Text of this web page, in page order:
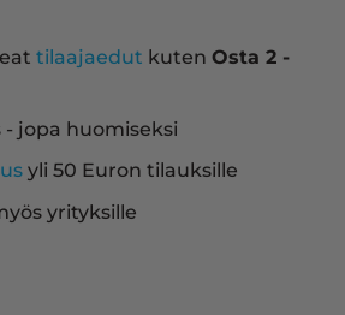
tilaajaedut kuten Osta 2 -
jopa huomiseksi
yli 50 Euron tilauksille
yrityksille